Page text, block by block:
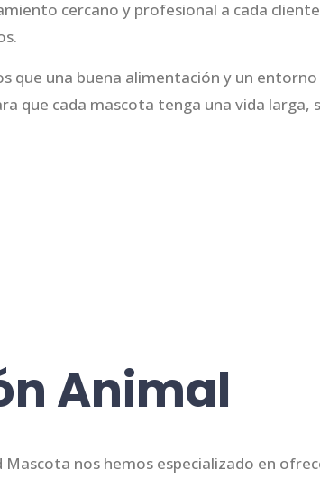
cercano y profesional a cada
que una buena alimentación y un
que cada mascota tenga una vida larga,
Animal
Mascota nos hemos especializado en